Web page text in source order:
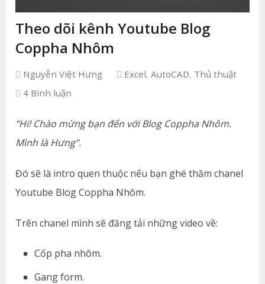
Theo dõi kênh Youtube Blog
Coppha Nhôm
Nguyễn Việt Hưng Excel,AutoCAD, Thủ thuật
4 Bình luận
“Hi! Chào mừng bạn đến với Blog Coppha Nhôm.
Mình là Hưng”.
Đó sẽ là intro quen thuộc nếu bạn ghé thăm chanel
Youtube Blog Coppha Nhôm.
Trên chanel mình sẽ đăng tải những video về:
Cốp pha nhôm.
Gang form.